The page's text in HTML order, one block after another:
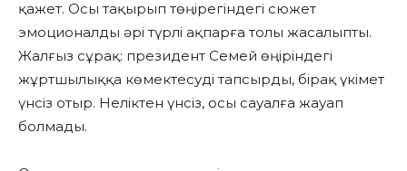
қажет. Осы тақырып төңірегіндегі сюжет
эмоционалды әрі түрлі ақпарға толы жасалыпты.
Жалғыз сұрақ: президент Семей өңіріндегі
жұртшылыққа көмектесуді тапсырды, бірақ үкімет
үнсіз отыр. Неліктен үнсіз, осы сауалға жауап
болмады.